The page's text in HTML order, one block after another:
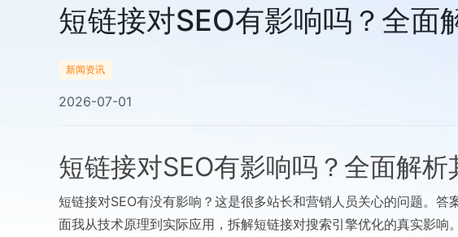
短链接对SEO有影响吗？全面
新闻资讯
2026-07-01
短链接对SEO有影响吗？全面解析
短链接对SEO有没有影响？这是很多站长和营销人员关心的问题。
面我从技术原理到实际应用，拆解短链接对搜索引擎优化的真实影响。